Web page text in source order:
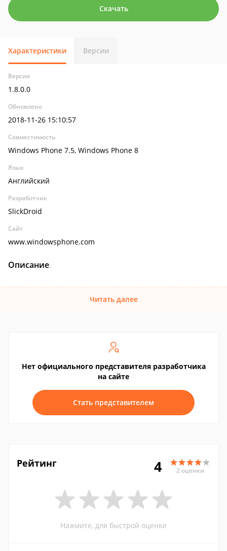
Скачать
Характеристики Версии
Версия
1.8.0.0
Обновлено
2018-11-26 15:10:57
Совместимость
Windows Phone 7.5, Windows Phone 8
Язык
Английский
Разработчик
SlickDroid
Сайт
www.windowsphone.com
Описание
Читать далее
Нет официального представителя разработчика
на сайте
Стать представителем
Рейтинг 4 2 оценки
Нажмите, для быстрой оценки